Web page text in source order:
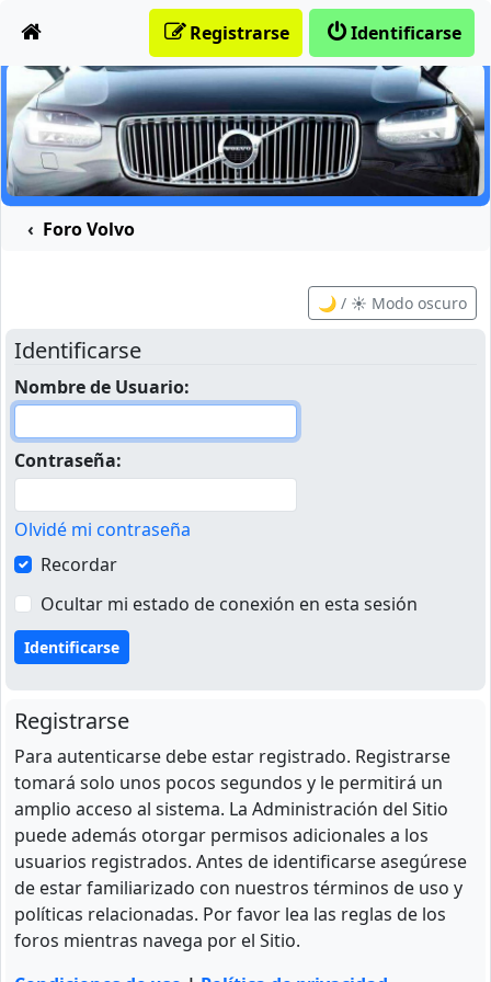
Identificarse
Registrarse
Foro Volvo
🌙 / ☀️ Modo oscuro
Identificarse
Nombre de Usuario:
Contraseña:
Olvidé mi contraseña
Recordar
Ocultar mi estado de conexión en esta sesión
Registrarse
Para autenticarse debe estar registrado. Registrarse
tomará solo unos pocos segundos y le permitirá un
amplio acceso al sistema. La Administración del Sitio
puede además otorgar permisos adicionales a los
usuarios registrados. Antes de identificarse asegúrese
de estar familiarizado con nuestros términos de uso y
políticas relacionadas. Por favor lea las reglas de los
foros mientras navega por el Sitio.